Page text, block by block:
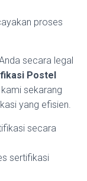
proses
secara legal
Postel
sekarang
yang efisien.
secara
sertifikasi